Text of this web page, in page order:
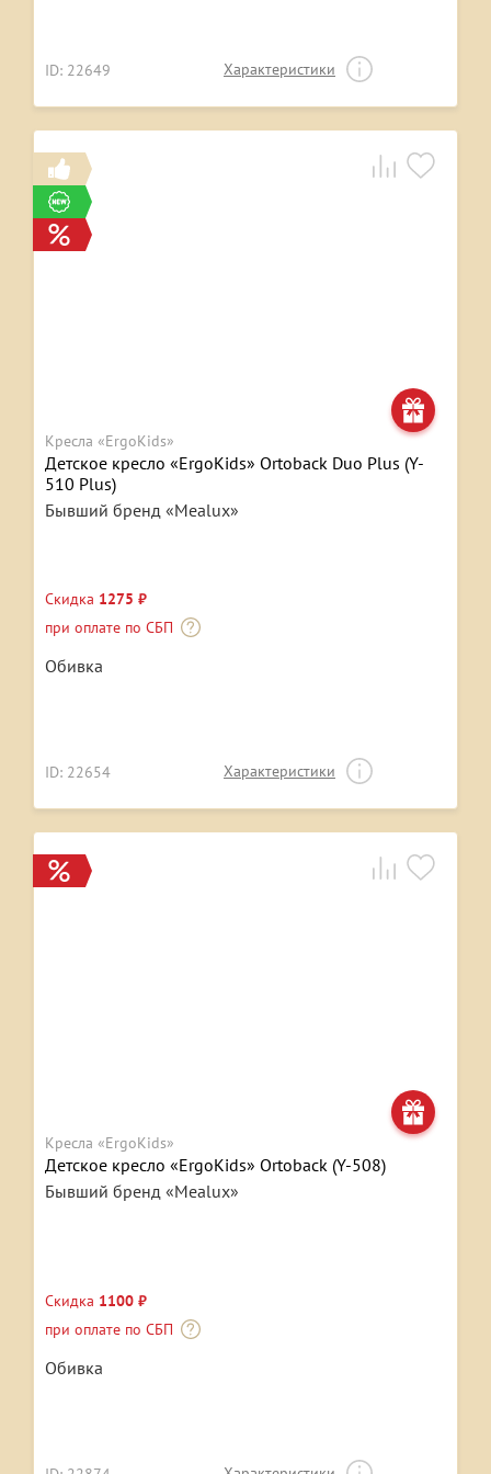
ID: 22649 Характеристики
Кресла «ErgoKids»
Детское кресло «ErgoKids» Ortoback Duo Plus (Y-
510 Plus)
Бывший бренд «Mealux»
Скидка 1275 ₽
при оплате по СБП
Обивка
ID: 22654 Характеристики
Кресла «ErgoKids»
Детское кресло «ErgoKids» Ortoback (Y-508)
Бывший бренд «Mealux»
Скидка 1100 ₽
при оплате по СБП
Обивка